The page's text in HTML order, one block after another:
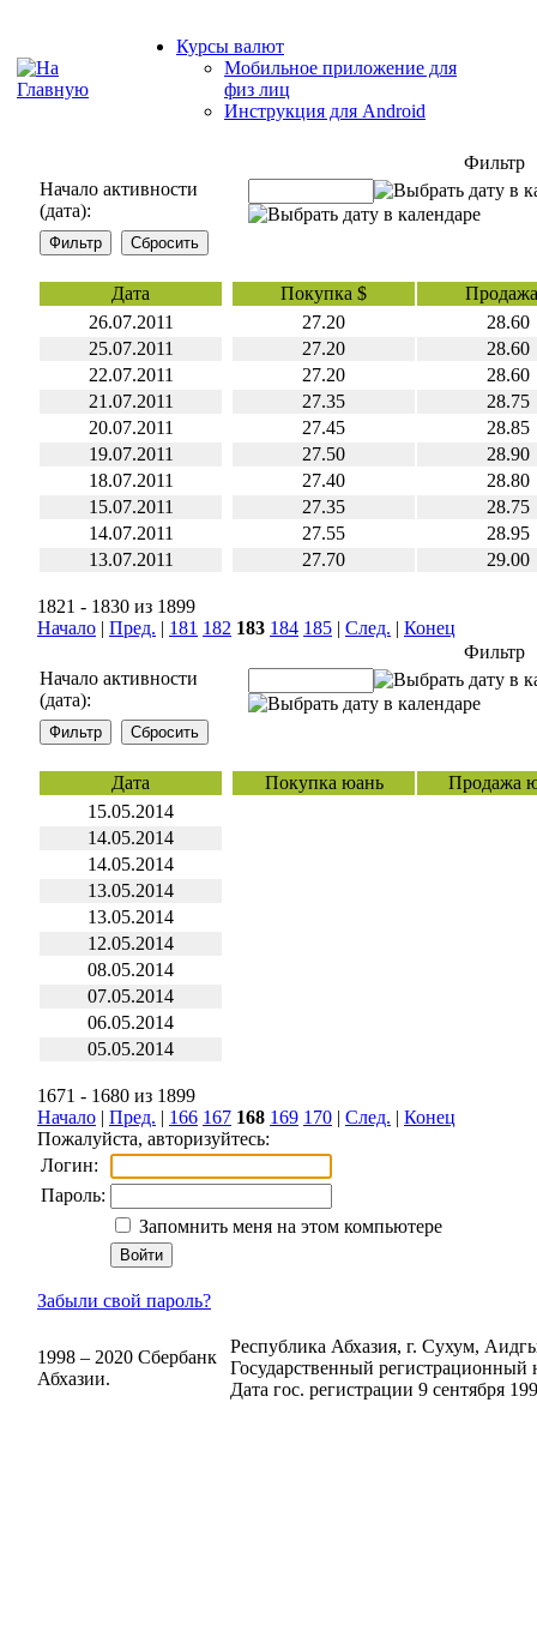
Курсы валют
Мобильное приложение для
физ лиц
Инструкция для Android
Фильтр
Начало активности
(дата):
Дата Покупка $
26.07.2011
27.20
28.60
25.07.2011
27.20
28.60
22.07.2011
27.20
28.60
21.07.2011
27.35
28.75
20.07.2011
27.45
28.85
19.07.2011
27.50
28.90
18.07.2011
27.40
28.80
15.07.2011
27.35
28.75
14.07.2011
27.55
28.95
13.07.2011
27.70 29.00
1821 - 1830 из 1899
Начало | Пред. | 181 182 183 184 185 | След. | Конец
Фильтр
Начало активности
(дата):
Дата Покупка юань
Продажа
15.05.2014
14.05.2014
14.05.2014
13.05.2014
13.05.2014
12.05.2014
08.05.2014
07.05.2014
06.05.2014
05.05.2014
1671 - 1680 из 1899
Начало | Пред. | 166 167 168 169 170 | След. | Конец
Пожалуйста, авторизуйтесь:
Логин:
Пароль:
Запомнить меня на этом компьютере
Забыли свой пароль?
1998 – 2020 Сбербанк
Абхазии.
Республика Абхазия, г. Сухум,
Государственный регистрационный
Дата гос. регистрации 9 сентября